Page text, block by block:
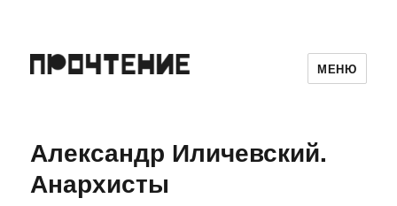
МЕНЮ
Александр Иличевский.
Анархисты